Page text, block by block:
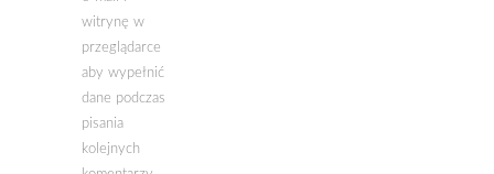
witrynę w
przeglądarce
aby wypełnić
dane podczas
pisania
kolejnych